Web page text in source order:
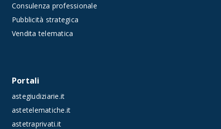
Consulenza professionale
Pubblicità strategica
Vendita telematica
Portali
astegiudiziarie.it
astetelematiche.it
astetraprivati.it